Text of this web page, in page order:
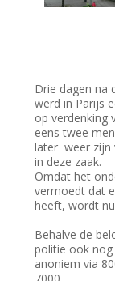
Drie dagen na
werd in Parijs
op verdenking
eens twee
later weer zijn
in deze zaak.
Omdat het
vermoedt dat
heeft, wordt
Behalve de
politie ook
anoniem via